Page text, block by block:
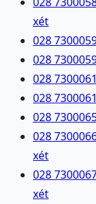
xét
028
028
028
028
028
028
xét
028
xét